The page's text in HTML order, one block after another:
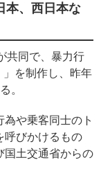
本、西日本な
共同で、暴力行
を制作し、昨年
。
や乗客同士のト
呼びかけるもの
国土交通省からの